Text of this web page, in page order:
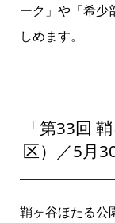
ーク」や「希少
しめます。
「第33回
区）／5月
鞘ヶ谷ほたる公